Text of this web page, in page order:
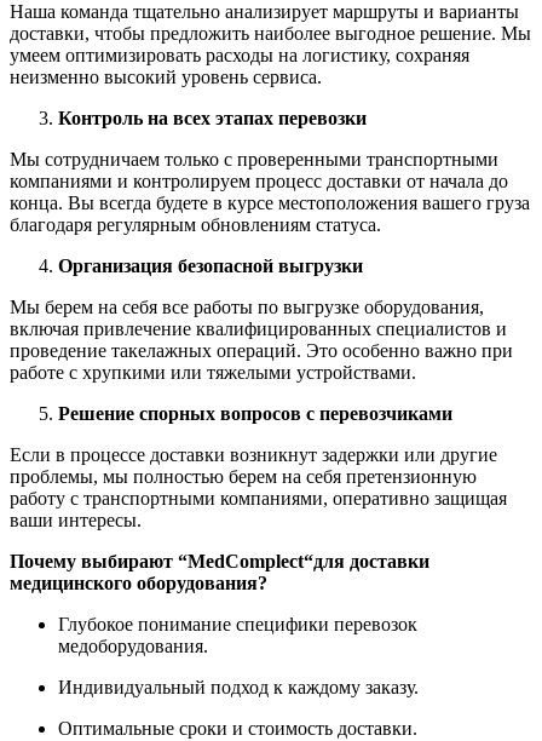
Наша команда тщательно анализирует маршруты и варианты
доставки, чтобы предложить наиболее выгодное решение. Мы
умеем оптимизировать расходы на логистику, сохраняя
неизменно высокий уровень сервиса.
Контроль на всех этапах перевозки
Мы сотрудничаем только с проверенными транспортными
компаниями и контролируем процесс доставки от начала до
конца. Вы всегда будете в курсе местоположения вашего груза
благодаря регулярным обновлениям статуса.
Организация безопасной выгрузки
Мы берем на себя все работы по выгрузке оборудования,
включая привлечение квалифицированных специалистов и
проведение такелажных операций. Это особенно важно при
работе с хрупкими или тяжелыми устройствами.
Решение спорных вопросов с перевозчиками
Если в процессе доставки возникнут задержки или другие
проблемы, мы полностью берем на себя претензионную
работу с транспортными компаниями, оперативно защищая
ваши интересы.
Почему выбирают “MedComplect“для доставки
медицинского оборудования?
Глубокое понимание специфики перевозок
медоборудования.
Индивидуальный подход к каждому заказу.
Оптимальные сроки и стоимость доставки.